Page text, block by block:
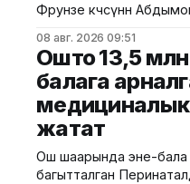
Фрунзе көчөсүнөн
мэриясынын
бул убакта курулуш иштери
Фрунзе жана Панфилов
кайрадан унаалар үчүн
айдоочуларды жол
өзгөрүүлөрдү эске алып,
талаптарын так
08 авг. 2026 09:51
Ошто 13,5
балага
медициналык
жатат
Ош шаарында эне-бала
багытталган